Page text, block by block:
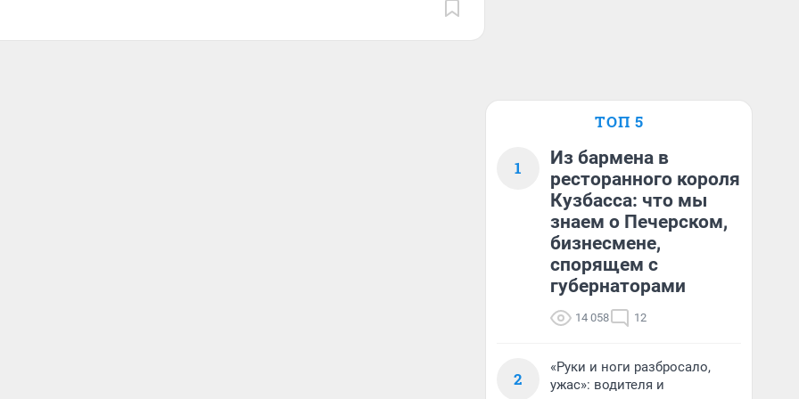
ТОП 5
1
Из бармена в
ресторанного короля
Кузбасса: что мы
знаем о Печерском,
бизнесмене,
спорящем с
губернаторами
14 058 12
2
«Руки и ноги разбросало,
ужас»: водителя и